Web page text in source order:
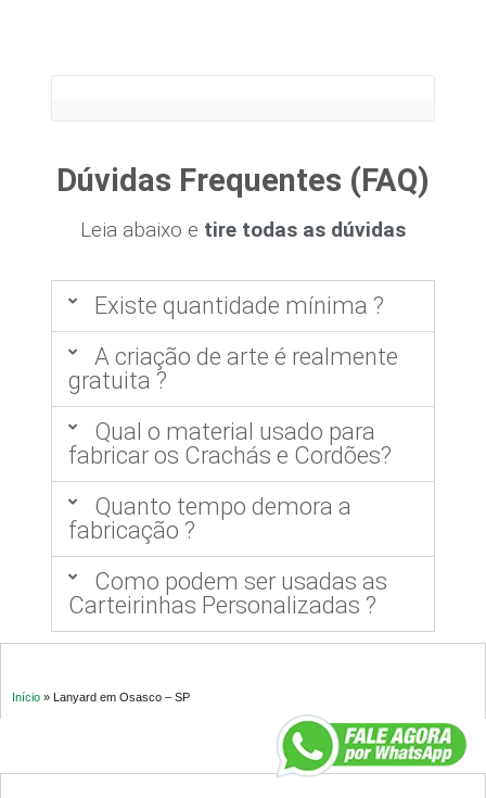
Dúvidas Frequentes (FAQ)
Leia abaixo e tire todas as dúvidas
Existe quantidade mínima ?
A criação de arte é realmente
gratuita ?
Qual o material usado para
fabricar os Crachás e Cordões?
Quanto tempo demora a
fabricação ?
Como podem ser usadas as
Carteirinhas Personalizadas ?
Início » Lanyard em Osasco – SP